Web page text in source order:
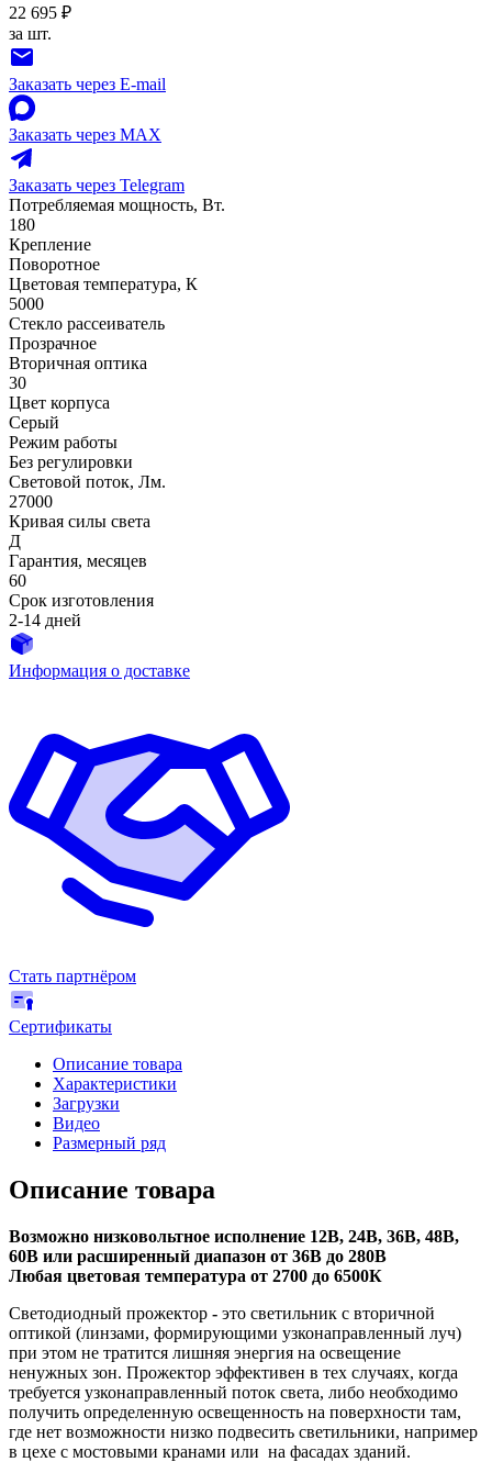
22 695 ₽
за шт.
Заказать через E-mail
Заказать через MAX
Заказать через Telegram
Потребляемая мощность, Вт.
180
Крепление
Поворотное
Цветовая температура, К
5000
Стекло рассеиватель
Прозрачное
Вторичная оптика
30
Цвет корпуса
Серый
Режим работы
Без регулировки
Световой поток, Лм.
27000
Кривая силы света
Д
Гарантия, месяцев
60
Срок изготовления
2-14 дней
Информация о доставке
Стать партнёром
Сертификаты
Описание товара
Характеристики
Загрузки
Видео
Размерный ряд
Описание товара
Возможно низковольтное исполнение 12В, 24В, 36В, 48В,
60В или расширенный диапазон от 36В до 280В
Любая цветовая температура от 2700 до 6500К
Светодиодный прожектор - это светильник с вторичной
оптикой (линзами, формирующими узконаправленный луч)
при этом не тратится лишняя энергия на освещение
ненужных зон. Прожектор эффективен в тех случаях, когда
требуется узконаправленный поток света, либо необходимо
получить определенную освещенность на поверхности там,
где нет возможности низко подвесить светильники, например
в цехе с мостовыми кранами или на фасадах зданий.